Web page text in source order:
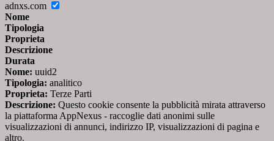
adnxs.com
Nome
Tipologia
Proprieta
Descrizione
Durata
Nome: uuid2
Tipologia: analitico
Proprieta: Terze Parti
Descrizione: Questo cookie consente la pubblicità mirata attraverso
la piattaforma AppNexus - raccoglie dati anonimi sulle
visualizzazioni di annunci, indirizzo IP, visualizzazioni di pagina e
altro.